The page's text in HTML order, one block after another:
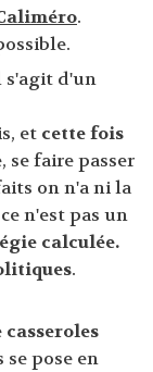
.
s'agit d'un
et cette fois
, se faire passer
on n'a ni la
n'est pas un
calculée.
.
casseroles
se pose en